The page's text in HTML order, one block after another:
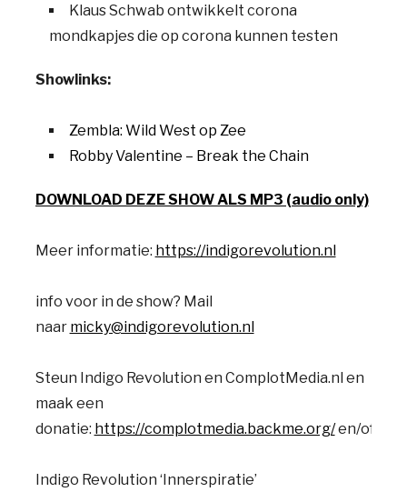
Klaus Schwab ontwikkelt corona
mondkapjes die op corona kunnen testen
Showlinks:
Zembla: Wild West op Zee
Robby Valentine – Break the Chain
DOWNLOAD DEZE SHOW ALS MP3 (audio only)
Meer informatie: https://indigorevolution.nl
info voor in de show? Mail
naar micky@indigorevolution.nl
Steun Indigo Revolution en ComplotMedia.nl en
maak een
donatie: https://complotmedia.backme.org/en/of
Indigo Revolution ‘Innerspiratie’